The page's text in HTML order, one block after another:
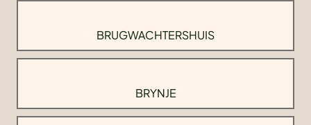
BRUGWACHTERSHUIS
BRYNJE